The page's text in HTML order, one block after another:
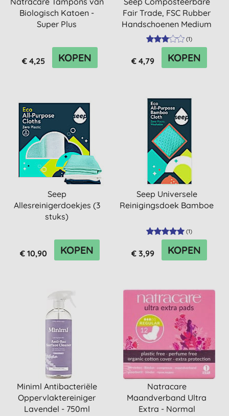
Biologisch Katoen -
Super Plus
€ 4,25 KOPEN
Fair Trade, FSC Rubber
Handschoenen Medium
(1)
€ 4,79 KOPEN
Seep
Allesreinigerdoekjes (3
stuks)
€ 10,90 KOPEN
Seep Universele
Reinigingsdoek Bamboe
(1)
€ 3,99 KOPEN
Miniml Antibacteriële
Oppervlaktereiniger
Lavendel - 750ml
Natracare
Maandverband Ultra
Extra - Normal